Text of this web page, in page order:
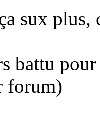
sux plus,
battu
forum)